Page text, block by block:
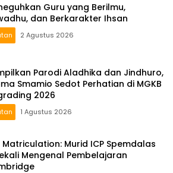
Guru yang Berilmu,
dan Berkarakter Ihsan
2 Agustus 2026
Parodi Aladhika dan Jindhuro,
Smamio Sedot Perhatian di MGKB
2026
1 Agustus 2026
Matriculation: Murid ICP Spemdalas
Mengenal Pembelajaran